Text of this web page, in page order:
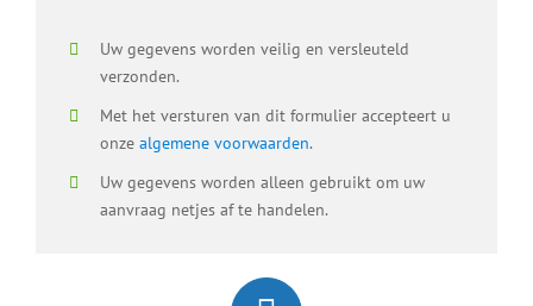
Uw gegevens worden veilig en versleuteld
verzonden.
Met het versturen van dit formulier accepteert u
onze algemene voorwaarden.
Uw gegevens worden alleen gebruikt om uw
aanvraag netjes af te handelen.